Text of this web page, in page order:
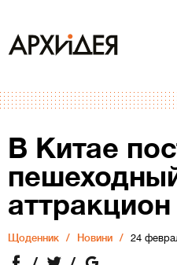
В Китае
аттракцион
Щоденник Новини 24